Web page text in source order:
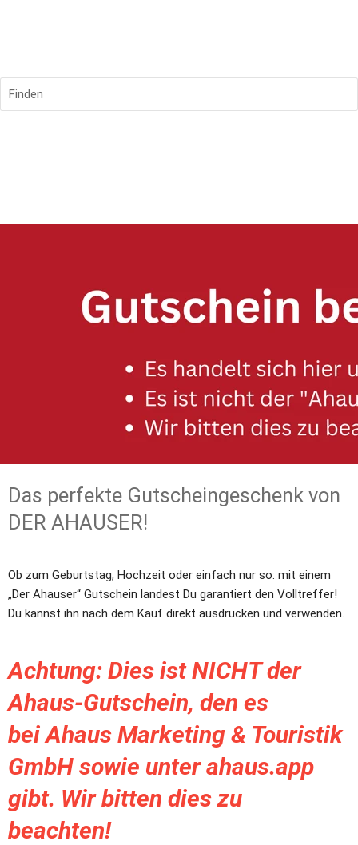
Finden
Das perfekte Gutscheingeschenk von
DER AHAUSER!
Ob zum Geburtstag, Hochzeit oder einfach nur so: mit einem
„Der Ahauser“ Gutschein landest Du garantiert den Volltreffer!
Du kannst ihn nach dem Kauf direkt ausdrucken und verwenden.
Achtung: Dies ist NICHT der
Ahaus-Gutschein, den es
bei Ahaus Marketing & Touristik
GmbH sowie unter ahaus.app
gibt. Wir bitten dies zu
beachten!